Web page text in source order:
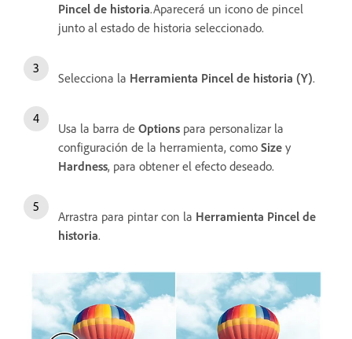
Pincel de historia.Aparecerá un icono de pincel
junto al estado de historia seleccionado.
Selecciona la Herramienta Pincel de historia (Y).
Usa la barra de Options para personalizar la
configuración de la herramienta, como Size y
Hardness, para obtener el efecto deseado.
Arrastra para pintar con la Herramienta Pincel de
historia.